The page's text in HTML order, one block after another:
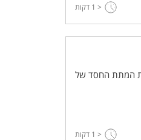
< 1 דקות
של ערוץ 2 אודות המתת החסד של
< 1 דקות